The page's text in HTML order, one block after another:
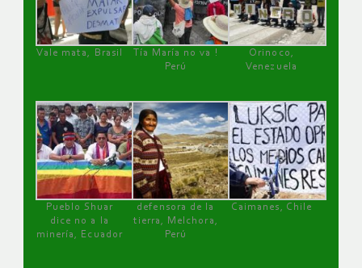
Vale mata, Brasil
Tía María no va !
Perú
Orinoco,
Venezuela
Pueblo Shuar
dice no a la
minería, Ecuador
defensora de la
tierra, Melchora,
Perú
Caimanes, Chile